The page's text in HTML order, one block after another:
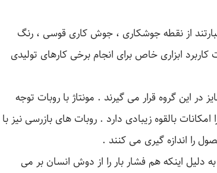
عبارتند از نقطه جوشكاری ، جوش كاری قوسی ، رنگ
ابزاری خاص برای انجام برخی كارهای تولیدی
در این گروه قرار می گیرند . مونتاژ با روبات توجه
بالقوه زیبادی دارد . روبات های بازرسی نیز با
را اندازه گیری می كنند .
دلیل اینکه هم فشار بار را از دوش انسان بر می